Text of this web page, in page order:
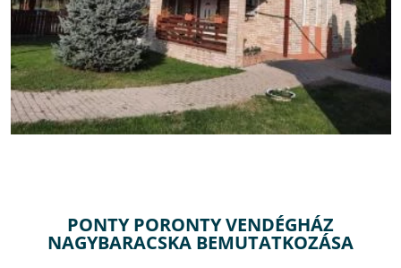
PONTY PORONTY VENDÉGHÁZ
NAGYBARACSKA BEMUTATKOZÁSA